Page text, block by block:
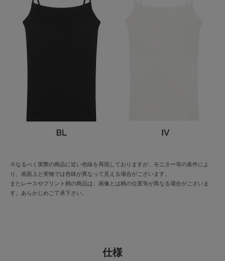
※なるべく実際の商品に近い色味を再現しておりますが、モニター等の条件によ
り、画面上と実物では色味が異なって見える場合がございます。
またレースやプリント柄の商品は、画像とは柄の位置等が異なる場合がございま
す。あらかじめご了承下さい。
仕様